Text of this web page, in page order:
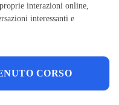
interazioni online,
interessanti e
CORSO